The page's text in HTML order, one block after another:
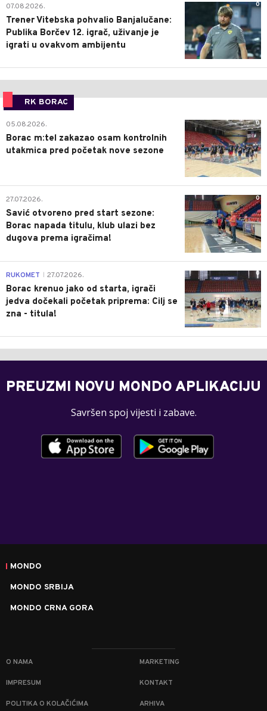
0
07.08.2026.
Trener Vitebska pohvalio Banjalučane:
Publika Borčev 12. igrač, uživanje je
igrati u ovakvom ambijentu
RK BORAC
0
05.08.2026.
Borac m:tel zakazao osam kontrolnih
utakmica pred početak nove sezone
0
27.07.2026.
Savić otvoreno pred start sezone:
Borac napada titulu, klub ulazi bez
dugova prema igračima!
0
RUKOMET 27.07.2026.
Borac krenuo jako od starta, igrači
jedva dočekali početak priprema: Cilj se
zna - titula!
PREUZMI NOVU MONDO APLIKACIJU
Savršen spoj vijesti i zabave.
MONDO
MONDO SRBIJA
MONDO CRNA GORA
O NAMA MARKETING
IMPRESUM KONTAKT
POLITIKA O KOLAČIĆIMA ARHIVA